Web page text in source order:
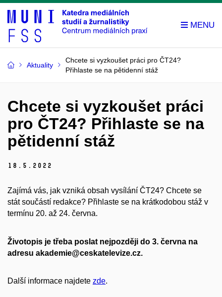
Aktuality
Chcete si vyzkoušet práci pro ČT24?
Přihlaste se na pětidenní stáž
Chcete si vyzkoušet práci
pro ČT24? Přihlaste se na
pětidenní stáž
18. 5. 2022
Zajímá vás, jak vzniká obsah vysílání ČT24? Chcete se
stát součástí redakce? Přihlaste se na krátkodobou stáž v
termínu 20. až 24. června.
Životopis je třeba poslat nejpozději do 3. června na
adresu akademie@ceskatelevize.cz.
Další informace najdete zde.